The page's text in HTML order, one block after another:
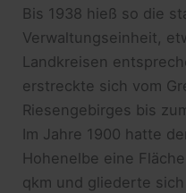
Bis 1938 hieß so die
Verwaltungseinheit,
Landkreisen
erstreckte sich vom
Riesengebirges bis
Im Jahre 1900 hatte
Hohenelbe eine
qkm und gliederte